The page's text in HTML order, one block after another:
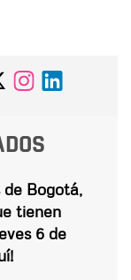
de Bogotá,
tienen
6 de